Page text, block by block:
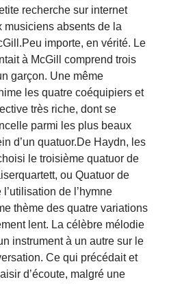
recherche sur internet
musiciens absents de la
importe, en vérité. Le
à McGill comprend trois
garçon. Une même
les quatre coéquipiers et
très riche, dont se
parmi les plus beaux
d’un quatuor.De Haydn, les
le troisième quatuor de
ou Quatuor de
l’utilisation de l’hymne
thème des quatre variations
lent. La célèbre mélodie
instrument à un autre sur le
Ce qui précédait et
d’écoute, malgré une